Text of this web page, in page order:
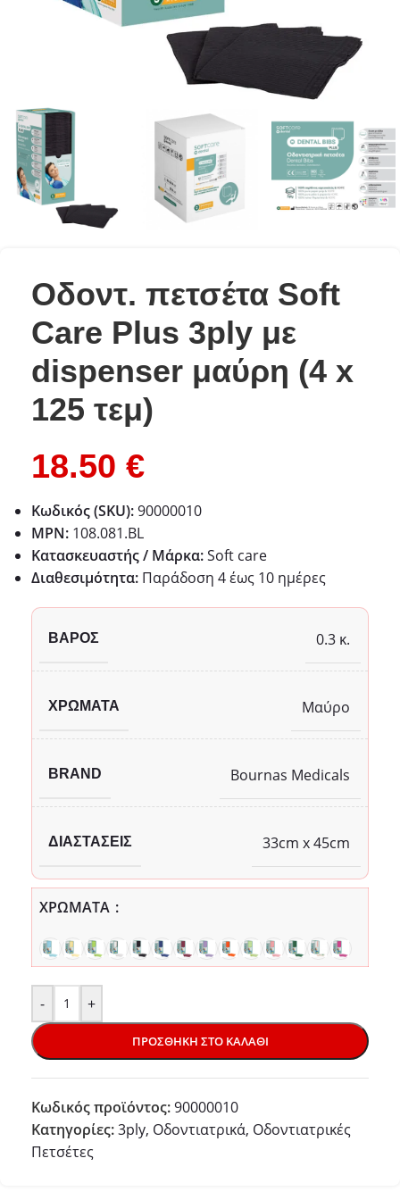
Oδοντ. πετσέτα Soft
Care Plus 3ply με
dispenser μαύρη (4 x
125 τεμ)
18.50 €
Κωδικός (SKU):90000010
MPN: 108.081.BL
Κατασκευαστής / Μάρκα:Soft care
Διαθεσιμότητα: Παράδoση 4 έως 10 ημέρες
ΒΆΡΟΣ 0.3 κ.
ΧΡΏΜΑΤΑ Μαύρο
BRAND Bournas Medicals
ΔΙΑΣΤΆΣΕΙΣ 33cm x 45cm
ΧΡΏΜΑΤΑ
- +
ΠΡΟΣΘΉΚΗ ΣΤΟ ΚΑΛΆΘΙ
Κωδικός προϊόντος:90000010
Κατηγορίες:3ply, Οδοντιατρικά, Οδοντιατρικές
Πετσέτες